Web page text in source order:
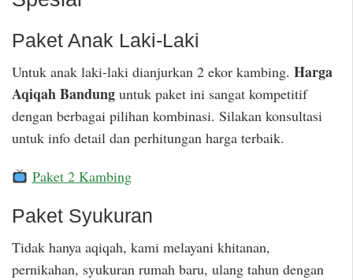
Paket Anak Laki-Laki
Untuk anak laki-laki dianjurkan 2 ekor kambing. Harga
Aqiqah Bandung untuk paket ini sangat kompetitif
dengan berbagai pilihan kombinasi. Silakan konsultasi
untuk info detail dan perhitungan harga terbaik.
Paket 2 Kambing
Paket Syukuran
Tidak hanya aqiqah, kami melayani khitanan,
pernikahan, syukuran rumah baru, ulang tahun dengan